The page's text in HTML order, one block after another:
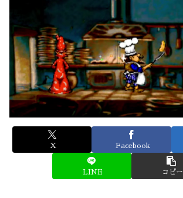
X Facebook
LINE コピー